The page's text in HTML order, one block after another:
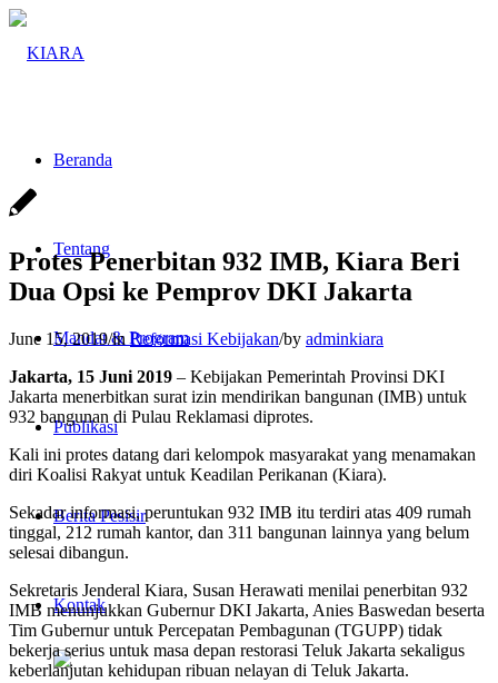
Beranda
Tentang
Mandat & Program
Publikasi
Berita Pesisir
Kontak
Protes Penerbitan 932 IMB, Kiara Beri
Dua Opsi ke Pemprov DKI Jakarta
June 15, 2019/inReformasi Kebijakan/by adminkiara
Jakarta, 15 Juni 2019 – Kebijakan Pemerintah Provinsi DKI
Jakarta menerbitkan surat izin mendirikan bangunan (IMB) untuk
932 bangunan di Pulau Reklamasi diprotes.
Kali ini protes datang dari kelompok masyarakat yang menamakan
diri Koalisi Rakyat untuk Keadilan Perikanan (Kiara).
Sekadar informasi, peruntukan 932 IMB itu terdiri atas 409 rumah
tinggal, 212 rumah kantor, dan 311 bangunan lainnya yang belum
selesai dibangun.
Sekretaris Jenderal Kiara, Susan Herawati menilai penerbitan 932
IMB menunjukkan Gubernur DKI Jakarta, Anies Baswedan beserta
Tim Gubernur untuk Percepatan Pembagunan (TGUPP) tidak
bekerja serius untuk masa depan restorasi Teluk Jakarta sekaligus
keberlanjutan kehidupan ribuan nelayan di Teluk Jakarta.